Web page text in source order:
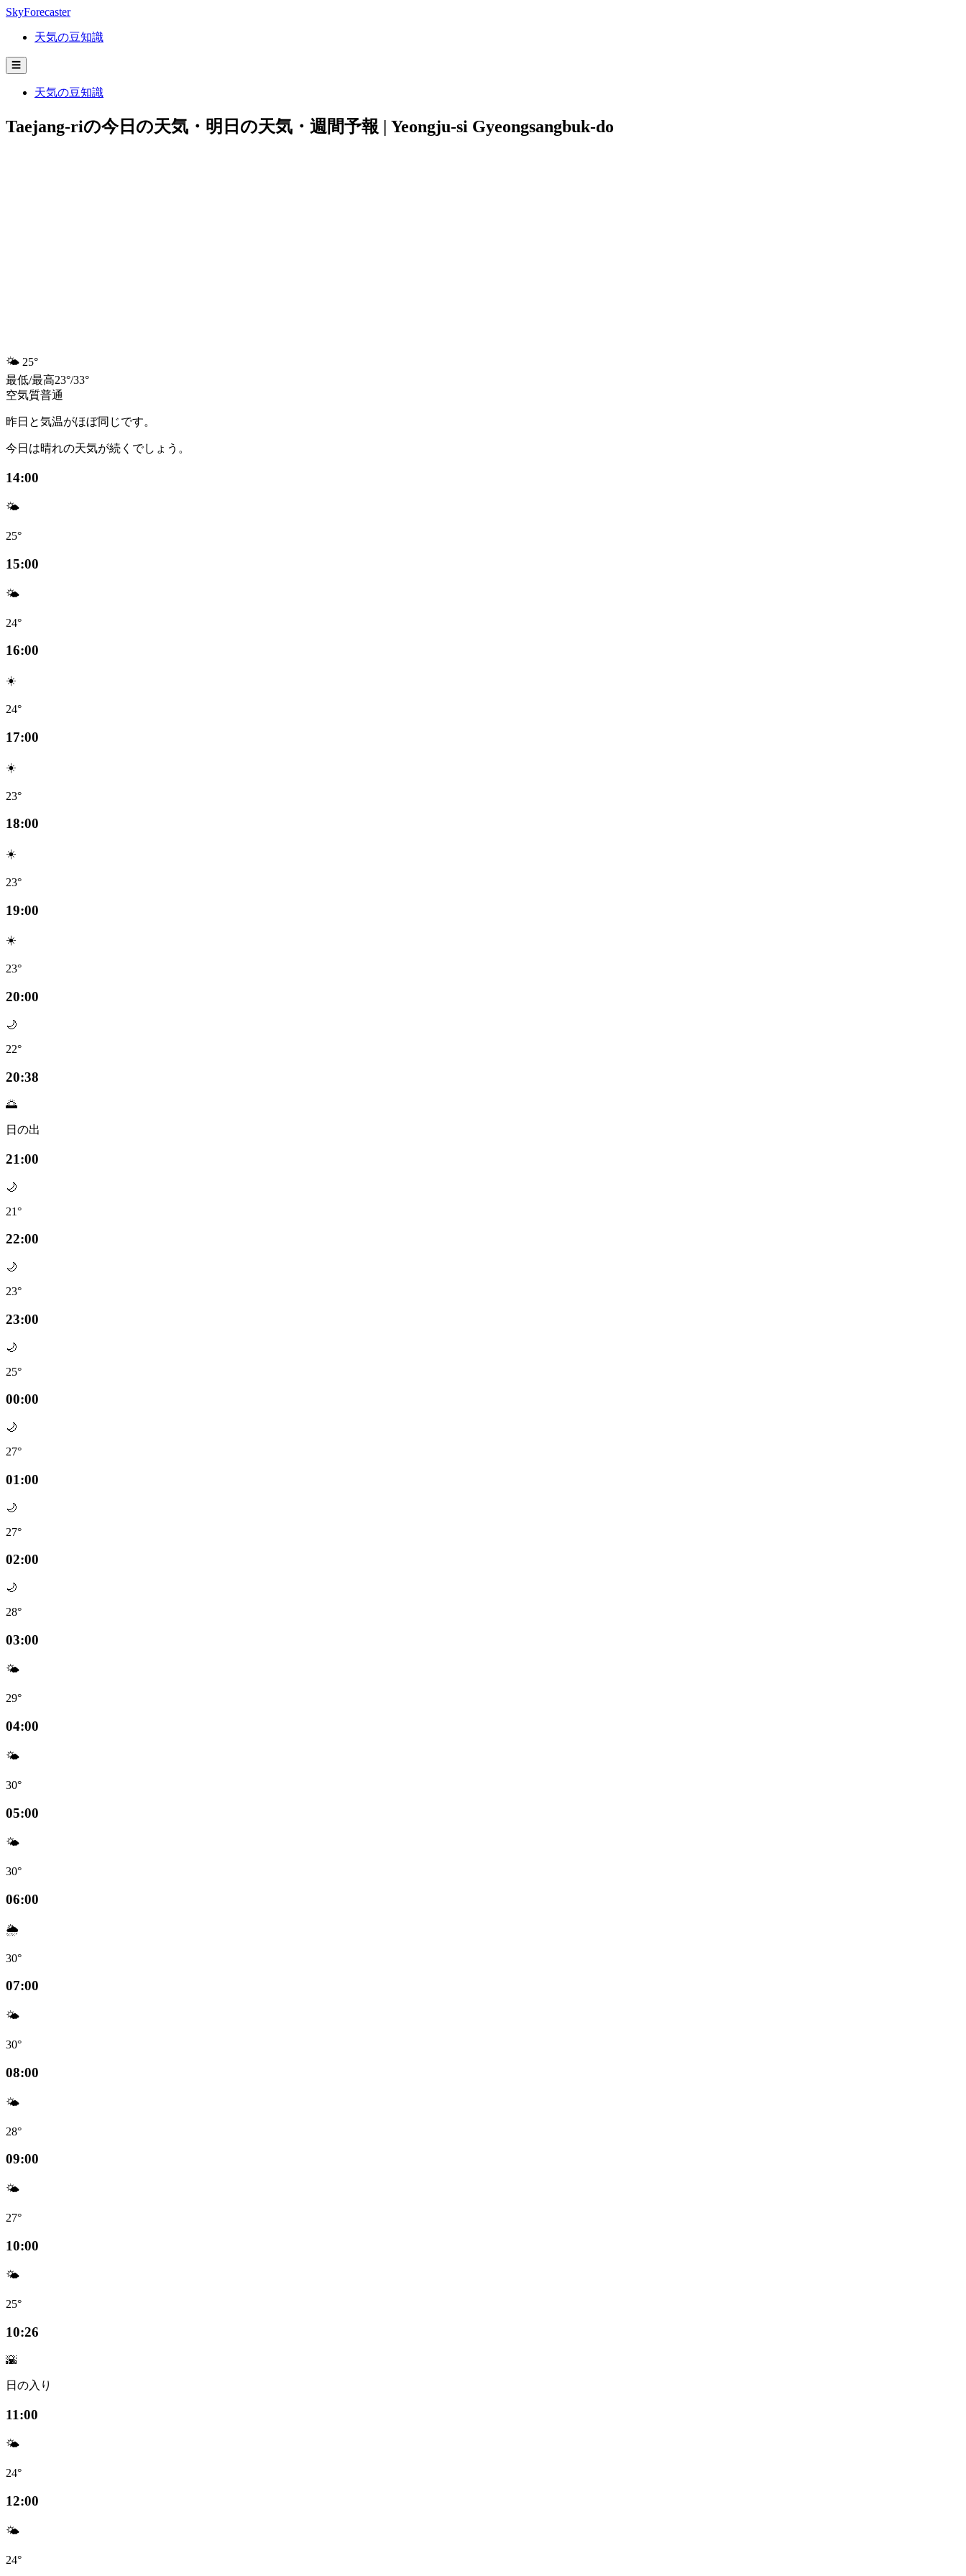
SkyForecaster
天気の豆知識
☰
天気の豆知識
Taejang-riの今日の天気・明日の天気・週間予報 | Yeongju-si Gyeongsangbuk-do
🌤️ 25°
最低/最高23°/33°
空気質普通
昨日と気温がほぼ同じです。
今日は晴れの天気が続くでしょう。
14:00
🌤️
25°
15:00
🌤️
24°
16:00
☀️
24°
17:00
☀️
23°
18:00
☀️
23°
19:00
☀️
23°
20:00
🌙
22°
20:38
🌅
日の出
21:00
🌙
21°
22:00
🌙
23°
23:00
🌙
25°
00:00
🌙
27°
01:00
🌙
27°
02:00
🌙
28°
03:00
🌤️
29°
04:00
🌤️
30°
05:00
🌤️
30°
06:00
🌦️
30°
07:00
🌤️
30°
08:00
🌤️
28°
09:00
🌤️
27°
10:00
🌤️
25°
10:26
🌇
日の入り
11:00
🌤️
24°
12:00
🌤️
24°